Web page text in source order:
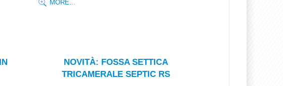
MORE...
NOVITÀ: FOSSA SETTICA
TRICAMERALE SEPTIC RS